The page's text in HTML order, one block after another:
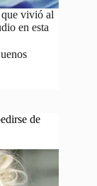
vivió al
en esta
de